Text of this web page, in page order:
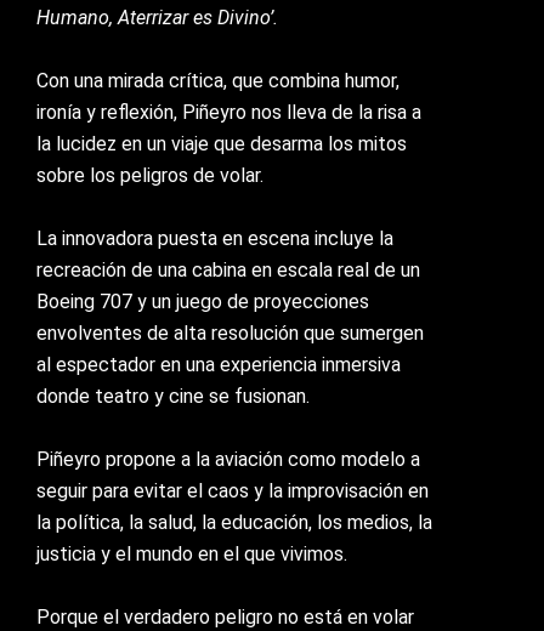
Humano, Aterrizar es Divino’.
Con una mirada crítica, que combina humor,
ironía y reflexión, Piñeyro nos lleva de la risa a
la lucidez en un viaje que desarma los mitos
sobre los peligros de volar.
La innovadora puesta en escena incluye la
recreación de una cabina en escala real de un
Boeing 707 y un juego de proyecciones
envolventes de alta resolución que sumergen
al espectador en una experiencia inmersiva
donde teatro y cine se fusionan.
Piñeyro propone a la aviación como modelo a
seguir para evitar el caos y la improvisación en
la política, la salud, la educación, los medios, la
justicia y el mundo en el que vivimos.
Porque el verdadero peligro no está en volar